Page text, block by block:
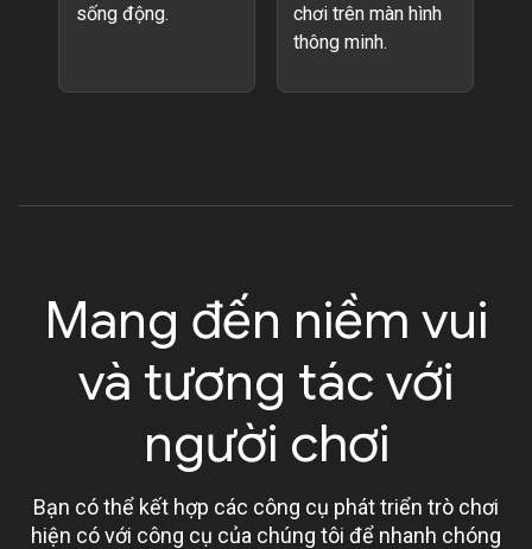
sống động.
chơi trên màn hình
thông minh.
Mang đến niềm vui
và tương tác với
người chơi
Bạn có thể kết hợp các công cụ phát triển trò chơi
hiện có với công cụ của chúng tôi để nhanh chóng